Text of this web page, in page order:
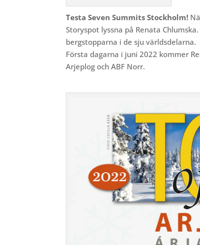
Testa Seven Summits Stockholm!
Storyspot lyssna på Renata
bergstopparna i de sju världsdelarna.
Första dagarna i juni 2022 kommer
Arjeplog och ABF Norr.